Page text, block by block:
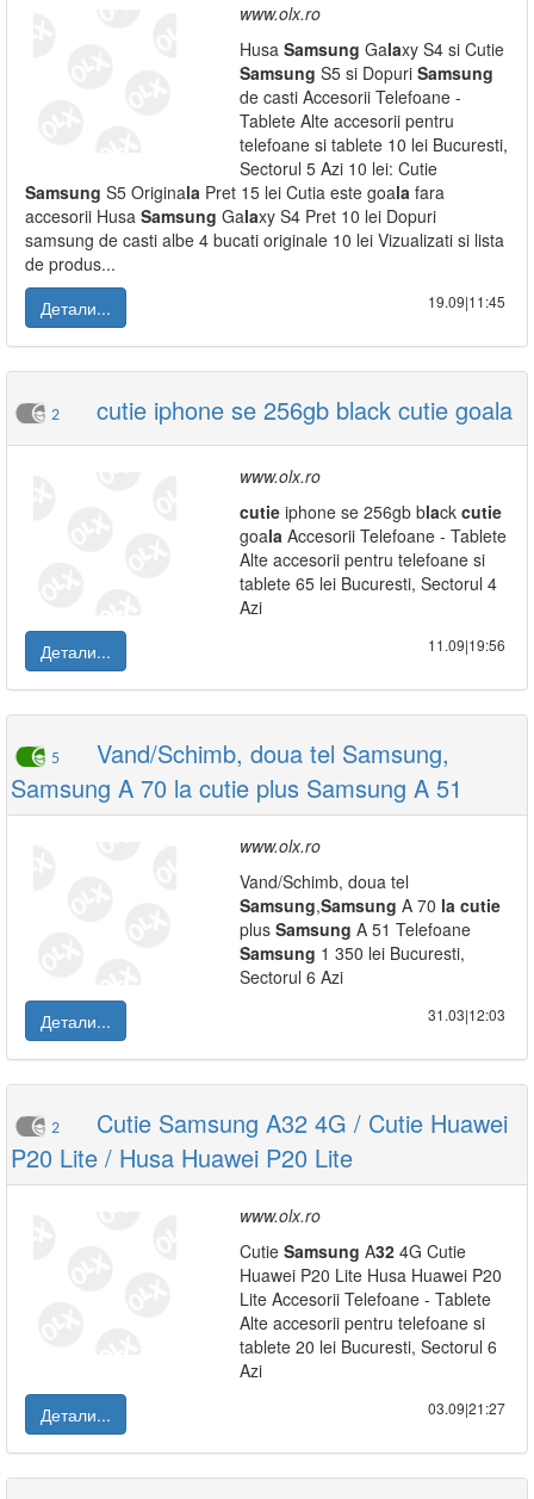
www.olx.ro
Husa Samsung Galaxy S4 si Cutie
Samsung S5 si Dopuri Samsung
de casti Accesorii Telefoane -
Tablete Alte accesorii pentru
telefoane si tablete 10 lei Bucuresti,
Sectorul 5 Azi 10 lei: Cutie
Samsung S5 Originala Pret 15 lei Cutia este goala fara
accesorii Husa Samsung Galaxy S4 Pret 10 lei Dopuri
samsung de casti albe 4 bucati originale 10 lei Vizualizati si lista
de produs...
Детали...
19.09|11:45
2 cutie iphone se 256gb black cutie goala
www.olx.ro
cutie iphone se 256gb black cutie
goala Accesorii Telefoane - Tablete
Alte accesorii pentru telefoane si
tablete 65 lei Bucuresti, Sectorul 4
Azi
Детали...
11.09|19:56
5
Vand/Schimb, doua tel Samsung,
Samsung A 70 la cutie plus Samsung A 51
www.olx.ro
Vand/Schimb, doua tel
Samsung,Samsung A 70 la cutie
plus Samsung A 51 Telefoane
Samsung 1 350 lei Bucuresti,
Sectorul 6 Azi
Детали...
31.03|12:03
2
Cutie Samsung A32 4G / Cutie Huawei
P20 Lite / Husa Huawei P20 Lite
www.olx.ro
Cutie Samsung A32 4G Cutie
Huawei P20 Lite Husa Huawei P20
Lite Accesorii Telefoane - Tablete
Alte accesorii pentru telefoane si
tablete 20 lei Bucuresti, Sectorul 6
Azi
Детали...
03.09|21:27